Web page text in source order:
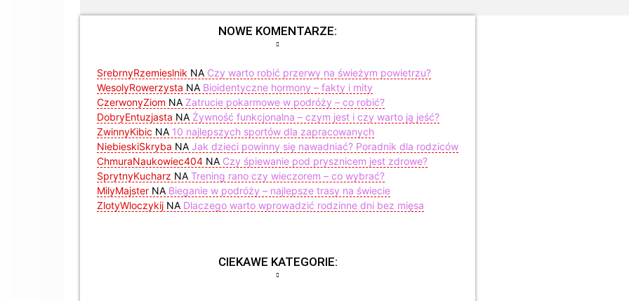
NOWE KOMENTARZE:
SrebrnyRzemieslnik NA Czy warto robić przerwy na świeżym powietrzu?
WesolyRowerzysta NA Bioidentyczne hormony – fakty i mity
CzerwonyZiom NA Zatrucie pokarmowe w podróży – co robić?
DobryEntuzjasta NA Żywność funkcjonalna – czym jest i czy warto ją jeść?
ZwinnyKibic NA 10 najlepszych sportów dla zapracowanych
NiebieskiSkryba NA Jak dzieci powinny się nawadniać? Poradnik dla rodziców
ChmuraNaukowiec404 NA Czy śpiewanie pod prysznicem jest zdrowe?
SprytnyKucharz NA Trening rano czy wieczorem – co wybrać?
MilyMajster NA Bieganie w podróży – najlepsze trasy na świecie
ZlotyWloczykij NA Dlaczego warto wprowadzić rodzinne dni bez mięsa
CIEKAWE KATEGORIE: